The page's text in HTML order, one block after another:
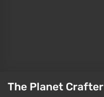
The Planet Crafter